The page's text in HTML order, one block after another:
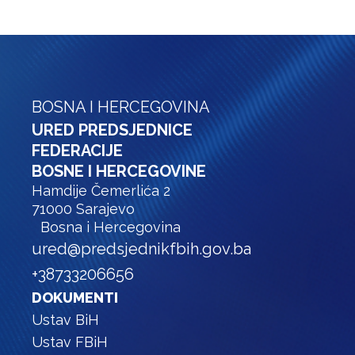
BOSNA I HERCEGOVINA
URED PREDSJEDNICE
FEDERACIJE
BOSNE I HERCEGOVINE
Hamdije Čemerlića 2
71000 Sarajevo
Bosna i Hercegovina
ured@predsjednikfbih.gov.ba
+38733206656
DOKUMENTI
Ustav BiH
Ustav FBiH